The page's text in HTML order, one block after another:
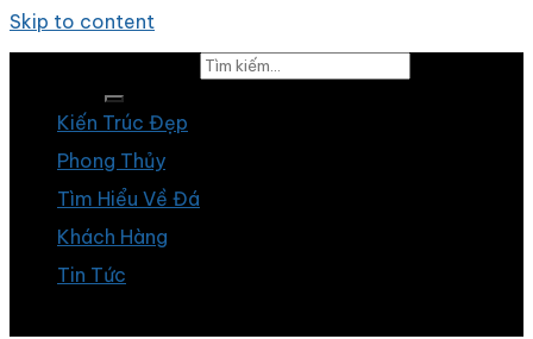
Skip to content
Kiến Trúc Đẹp
Phong Thủy
Tìm Hiểu Về Đá
Khách Hàng
Tin Tức